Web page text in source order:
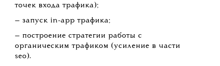
точек входа трафика);
— запуск in-app трафика;
— построение стратегии работы с
органическим трафиком (усиление в части
seo).